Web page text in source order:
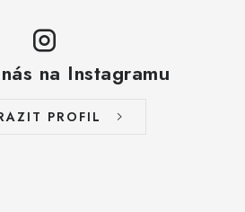
na Instagramu
PROFIL